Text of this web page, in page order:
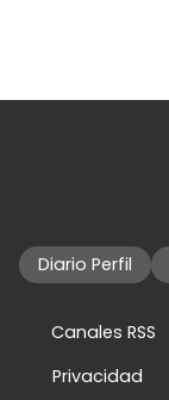
Diario Perfil
Canales RSS
Privacidad